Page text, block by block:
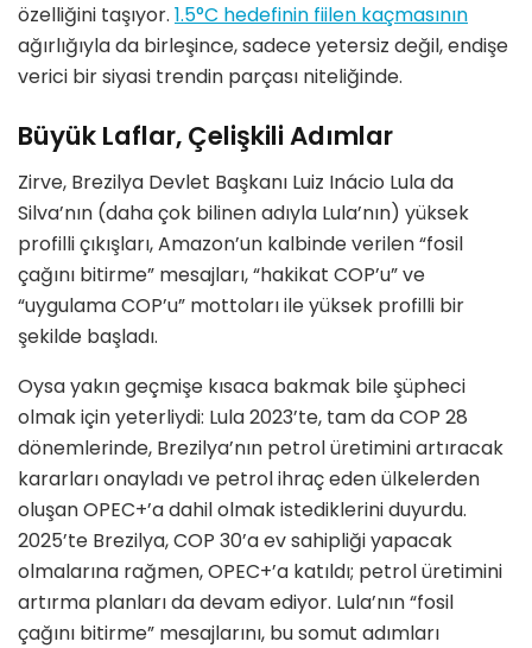
özelliğini taşıyor. 1.5°C hedefinin fiilen kaçmasının
ağırlığıyla da birleşince, sadece yetersiz değil, endişe
verici bir siyasi trendin parçası niteliğinde.
Büyük Laflar, Çelişkili Adımlar
Zirve, Brezilya Devlet Başkanı Luiz Inácio Lula da
Silva’nın (daha çok bilinen adıyla Lula’nın) yüksek
profilli çıkışları, Amazon’un kalbinde verilen“fosil
çağını bitirme” mesajları,“hakikat COP’u”ve
“uygulama COP’u” mottoları ile yüksek profilli bir
şekilde başladı.
Oysa yakın geçmişe kısaca bakmak bile şüpheci
olmak için yeterliydi: Lula 2023’te, tam da COP 28
dönemlerinde, Brezilya’nın petrol üretimini artıracak
kararları onayladı ve petrol ihraçedenülkelerden
oluşan OPEC+’a dahil olmak istediklerini duyurdu.
2025’te Brezilya, COP 30’a ev sahipliği yapacak
olmalarına rağmen, OPEC+’a katıldı; petrol üretimini
artırma planları da devam ediyor. Lula’nın“fosil
çağını bitirme” mesajlarını, bu somut adımları